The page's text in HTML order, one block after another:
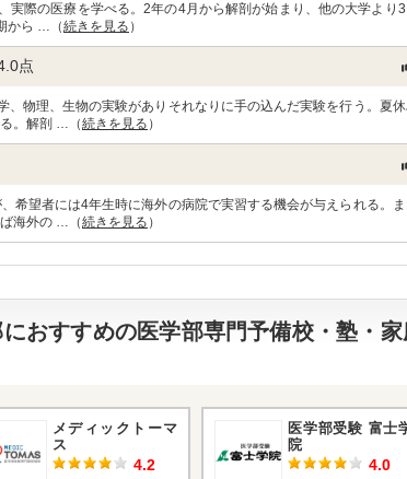
実際の医療を学べる。2年の4月から解剖が始まり、他の大学より
から …（続きを見る ）
点
、物理、生物の実験がありそれなりに手の込んだ実験を行う。夏
。解剖 …（続きを見る ）
希望者には4年生時に海外の病院で実習する機会が与えられる。
海外の …（続きを見る ）
おすすめの医学部専門予備校・塾・家
メディックトーマ
ス
4.2
医学部受験 富士
院
4.0